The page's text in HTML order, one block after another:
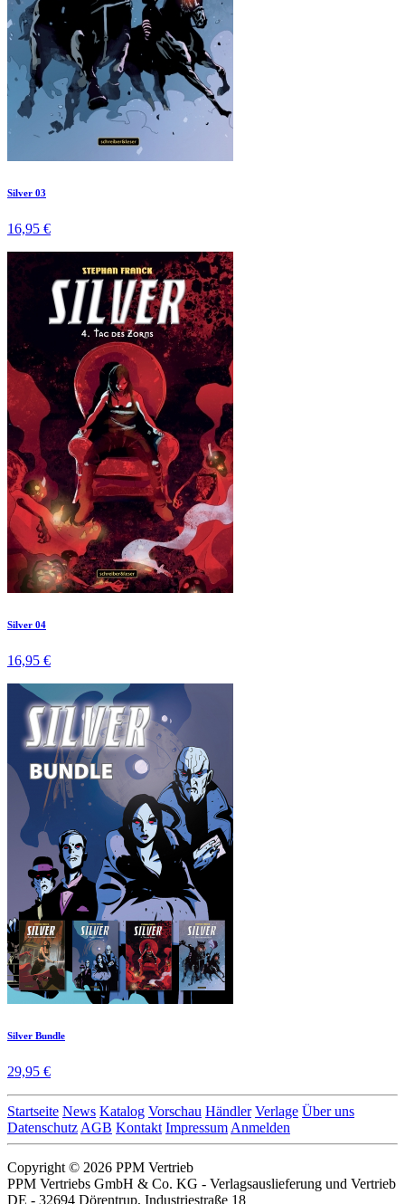
Silver 03
16,95 €
Silver 04
16,95 €
Silver Bundle
29,95 €
Startseite News Katalog Vorschau Händler Verlage Über uns
Datenschutz AGB Kontakt Impressum Anmelden
Copyright © 2026 PPM Vertrieb
PPM Vertriebs GmbH & Co. KG - Verlagsauslieferung und Vertrieb
DE - 32694 Dörentrup, Industriestraße 18